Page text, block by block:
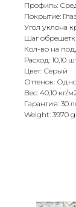
Профиль:
Покрытие:
Угол уклона
Шаг
Кол-во на
Расход: 10,10
Цвет: Серый
Оттенок:
Вес: 40,10 кг/
Гарантия: 30
Weight: 3970 g